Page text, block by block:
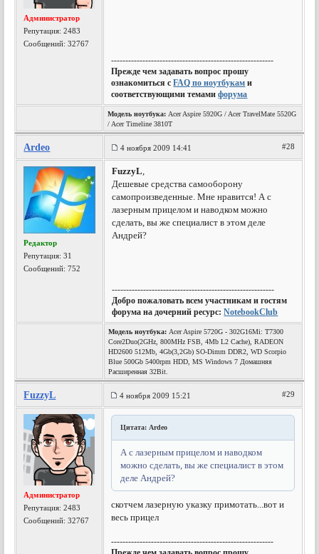
Администратор
Репутация:2483
Сообщений: 32767
---------------------------------------------------------
Прежде чем задавать вопрос прошу
ознакомиться сFAQ по ноутбукам и
соответствующими темамифорума
Модель ноутбука: Acer Aspire 5920G / Acer TravelMate 5520G
/ Acer Timeline 3810T
Ardeo 4 ноября 2009 14:41 #28
Редактор
Репутация:31
Сообщений: 752
FuzzyL,
Дешевые средства самооборону
самопроизведенные. Мне нравится! А с
лазерным прицелом и наводком можно
сделать, вы же специалист в этом деле
Андрей?
---------------------------------------------------------
Добро пожаловать всем участникам и гостям
форума на дочерний ресурс:NotebookClub
Модель ноутбука: Acer Aspire 5720G - 302G16Mi: T7300
Core2Duo(2GHz, 800MHz FSB, 4Mb L2 Cache), RADEON
HD2600 512Mb, 4Gb(3,2Gb) SO-Dimm DDR2, WD Scorpio
Blue 500Gb 5400rpm HDD, MS Windows 7 Домашняя
Расширенная 32Bit.
FuzzyL 4 ноября 2009 15:21 #29
Администратор
Репутация:2483
Сообщений: 32767
Цитата: Ardeo
А с лазерным прицелом и наводком
можно сделать, вы же специалист в этом
деле Андрей?
скотчем лазерную указку примотать...вот и
весь прицел
---------------------------------------------------------